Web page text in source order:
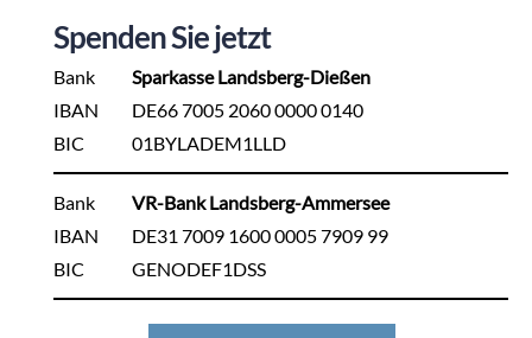
Spenden Sie jetzt
Bank
IBAN
BIC
Sparkasse Landsberg-Dießen
DE66 7005 2060 0000 0140
01BYLADEM1LLD
Bank
IBAN
BIC
VR-Bank Landsberg-Ammersee
DE31 7009 1600 0005 7909 99
GENODEF1DSS